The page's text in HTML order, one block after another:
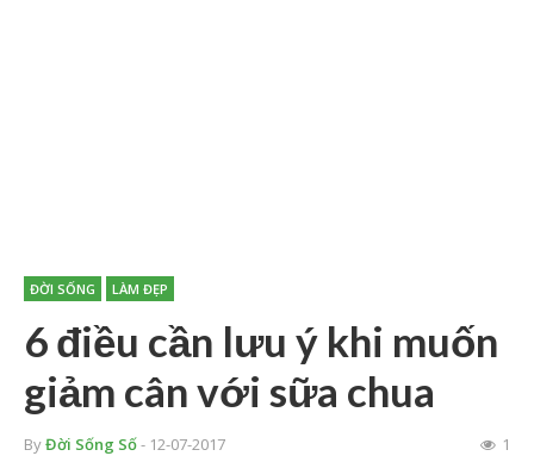
ĐỜI SỐNG LÀM ĐẸP
6 điều cần lưu ý khi muốn
giảm cân với sữa chua
ByĐời Sống Số- 12-07-2017 1